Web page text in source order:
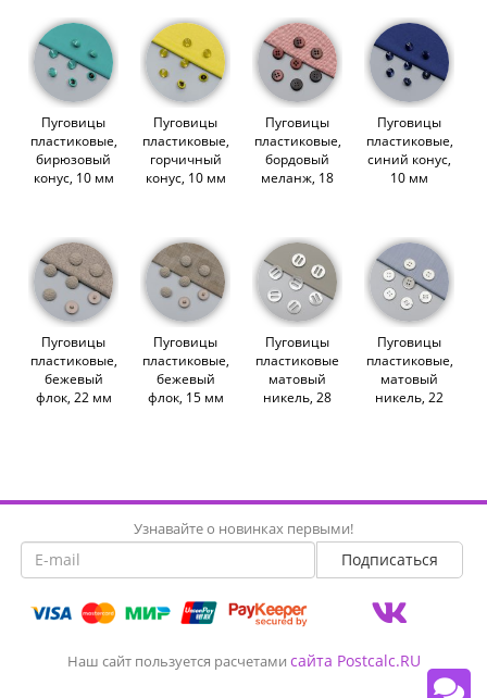
Пуговицы
пластиковые,
бирюзовый
конус, 10 мм
Пуговицы
пластиковые,
горчичный
конус, 10 мм
Пуговицы
пластиковые,
бордовый
меланж, 18
Пуговицы
пластиковые,
синий конус,
10 мм
Пуговицы
пластиковые,
бежевый
флок, 22 мм
Пуговицы
пластиковые,
бежевый
флок, 15 мм
Пуговицы
пластиковые
матовый
никель, 28
Пуговицы
пластиковые,
матовый
никель, 22
Узнавайте о новинках первыми!
Наш сайт пользуется расчетами сайта Postcalc.RU